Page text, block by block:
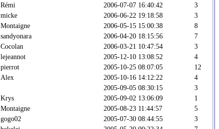
Rémi 2006-07-07 16:40:42
3
micke 2006-06-22 19:18:58
3
Montaigne 2006-05-15 15:00:38
8
sandyonara 2006-04-20 18:15:56
7
Cocolan 2006-03-21 10:47:54
3
lejeannot 2005-12-10 13:08:52
4
pierrot 2005-10-25 08:07:05
12
Alex 2005-10-16 14:12:22
4
2005-09-05 08:30:15
3
Krys 2005-09-02 13:06:09
1
Montaigne 2005-08-23 11:44:57
5
gogo02 2005-07-30 08:44:55
3